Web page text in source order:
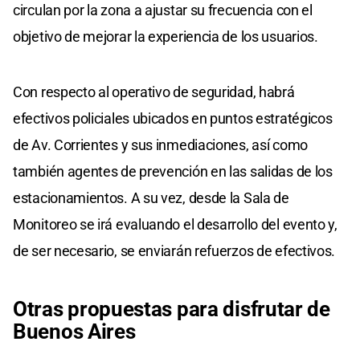
circulan por la zona a ajustar su frecuencia con el
objetivo de mejorar la experiencia de los usuarios.
Con respecto al operativo de seguridad, habrá
efectivos policiales ubicados en puntos estratégicos
de Av. Corrientes y sus inmediaciones, así como
también agentes de prevención en las salidas de los
estacionamientos. A su vez, desde la Sala de
Monitoreo se irá evaluando el desarrollo del evento y,
de ser necesario, se enviarán refuerzos de efectivos.
Otras propuestas para disfrutar de
Buenos Aires